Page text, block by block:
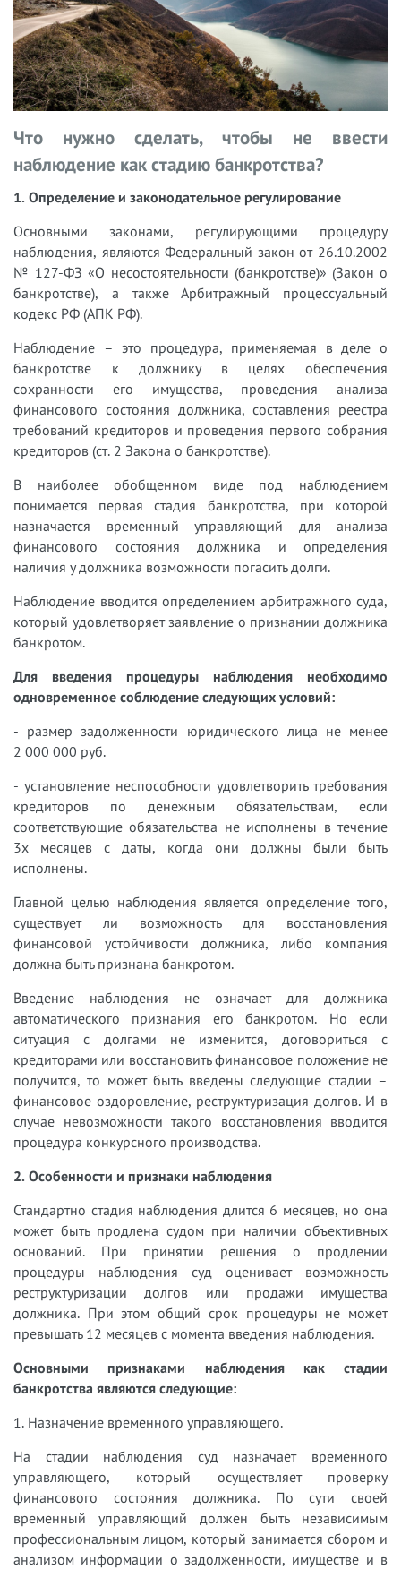
Что нужно сделать, чтобы не ввести
наблюдение как стадию банкротства?
1. Определение и законодательное регулирование
Основными законами, регулирующими процедуру
наблюдения, являются Федеральный закон от 26.10.2002
№ 127-ФЗ «О несостоятельности (банкротстве)» (Закон о
банкротстве), а также Арбитражный процессуальный
кодекс РФ (АПК РФ).
Наблюдение – это процедура, применяемая в деле о
банкротстве к должнику в целях обеспечения
сохранности его имущества, проведения анализа
финансового состояния должника, составления реестра
требований кредиторов и проведения первого собрания
кредиторов (ст. 2 Закона о банкротстве).
В наиболее обобщенном виде под наблюдением
понимается первая стадия банкротства, при которой
назначается временный управляющий для анализа
финансового состояния должника и определения
наличия у должника возможности погасить долги.
Наблюдение вводится определением арбитражного суда,
который удовлетворяет заявление о признании должника
банкротом.
Для введения процедуры наблюдения необходимо
одновременное соблюдение следующих условий:
- размер задолженности юридического лица не менее
2 000 000 руб.
- установление неспособности удовлетворить требования
кредиторов по денежным обязательствам, если
соответствующие обязательства не исполнены в течение
3х месяцев с даты, когда они должны были быть
исполнены.
Главной целью наблюдения является определение того,
существует ли возможность для восстановления
финансовой устойчивости должника, либо компания
должна быть признана банкротом.
Введение наблюдения не означает для должника
автоматического признания его банкротом. Но если
ситуация с долгами не изменится, договориться с
кредиторами или восстановить финансовое положение не
получится, то может быть введены следующие стадии –
финансовое оздоровление, реструктуризация долгов. И в
случае невозможности такого восстановления вводится
процедура конкурсного производства.
2. Особенности и признаки наблюдения
Стандартно стадия наблюдения длится 6 месяцев, но она
может быть продлена судом при наличии объективных
оснований. При принятии решения о продлении
процедуры наблюдения суд оценивает возможность
реструктуризации долгов или продажи имущества
должника. При этом общий срок процедуры не может
превышать 12 месяцев с момента введения наблюдения.
Основными признаками наблюдения как стадии
банкротства являются следующие:
1. Назначение временного управляющего.
На стадии наблюдения суд назначает временного
управляющего, который осуществляет проверку
финансового состояния должника. По сути своей
временный управляющий должен быть независимым
профессиональным лицом, который занимается сбором и
анализом информации о задолженности, имуществе и в